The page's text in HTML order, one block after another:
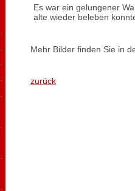
Es war ein gelungener
alte wieder beleben
Mehr Bilder finden Sie in
zurück